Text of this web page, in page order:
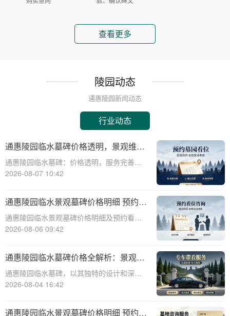
查看更多
陵园动态
通惠陵园新闻动态
行业动态
通惠陵园临水墓碑价格透明，景观维护
由园区全额承担
通惠陵园临水墓碑：价格透明，服务完善，
为您的挚爱守护永恒之美☎ 通惠陵园电
特的景观设计和环境优势，成为众多家庭的
心仪之选。本文将为您详细解析通惠陵
2026-08-07 10:42
通惠陵园临水景观墓碑价格明细 预约看
墓赠送碑文雕刻
通惠陵园临水景观墓碑价格明细及预约看墓
赠送碑文雕刻服务详解☎ 通惠陵园电话:400-
与人文情怀的现代化陵园，以其独特的临水
景观墓碑设计赢得了众多家庭的青
2026-08-06 09:42
通惠陵园临水墓碑价格全解析：景观维
护无忧，园区全额承担详解
通惠陵园临水墓碑，以其独特的设计和深远
的文化内涵，成为现代人对逝者纪念的优
自然环境和谐共生，为逝者营造一个宁静祥
2026-08-04 16:42
通惠陵园临水景观墓碑价格明细 预约看